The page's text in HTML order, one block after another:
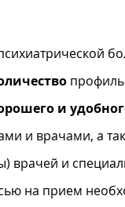
и
и врачами, а
врачей и
на прием